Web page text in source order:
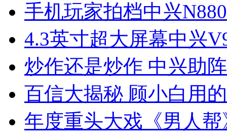
手机玩家拍档中兴
4.3英寸超大屏幕中兴
炒作还是炒作 中兴助
百信大揭秘 顾小白用
年度重头大戏《男人